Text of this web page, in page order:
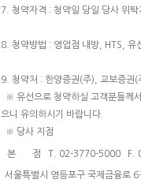
7. 청약자격 : 청약일 당일 당사 위
8. 청약방법 : 영업점 내방, HTS, 유
9. 청약처 : 한양증권(주), 교보증권(
※ 유선으로 청약하실 고객분들께
으니 유의하시기 바랍니다.
※ 당사 지점
본 점 T. 02-3770-5000 F.
서울특별시 영등포구 국제금융로